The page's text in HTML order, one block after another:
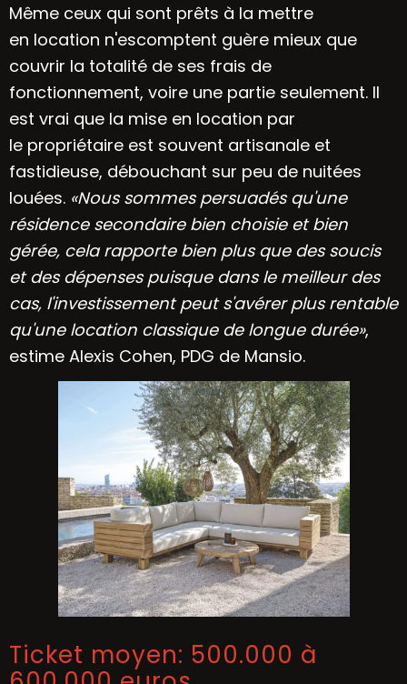
Même ceux qui sont prêts à la mettre
en location n'escomptent guère mieux que
couvrir la totalité de ses frais de
fonctionnement, voire une partie seulement. Il
est vrai que la mise en location par
le propriétaire est souvent artisanale et
fastidieuse, débouchant sur peu de nuitées
louées. «Nous sommes persuadés qu'une
résidence secondaire bien choisie et bien
gérée, cela rapporte bien plus que des soucis
et des dépenses puisque dans le meilleur des
cas, l'investissement peut s'avérer plus rentable
qu'une location classique de longue durée»,
estime Alexis Cohen, PDG de Mansio.
Ticket moyen: 500.000 à